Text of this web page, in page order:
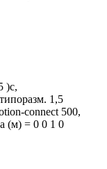
)c,
1,5
connect 500,
(м) = 0 0 1 0